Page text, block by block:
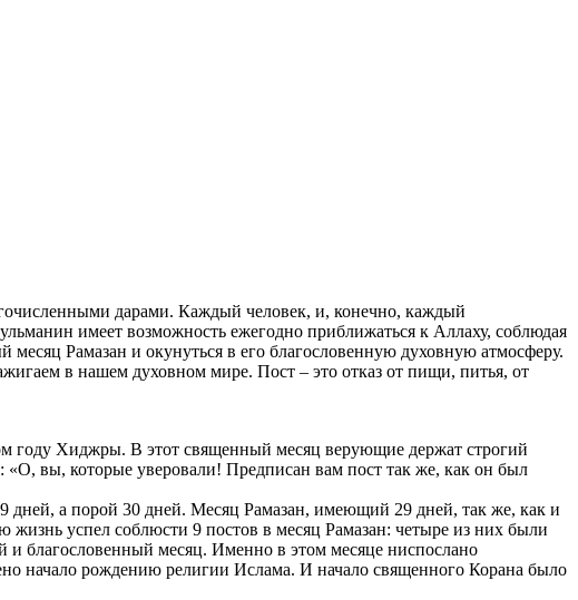
дарами. Каждый человек, и, конечно, каждый
имеет возможность ежегодно приближаться к Аллаху, соблюдая
Рамазан и окунуться в его благословенную духовную атмосферу.
в нашем духовном мире. Пост – это отказ от пищи, питья, от
году Хиджры. В этот священный месяц верующие держат строгий
вы, которые уверовали! Предписан вам пост так же, как он был
дней, а порой 30 дней. Месяц Рамазан, имеющий 29 дней, так же, как и
успел соблюсти 9 постов в месяц Рамазан: четыре из них были
и благословенный месяц. Именно в этом месяце ниспослано
начало рождению религии Ислама. И начало священного Корана было